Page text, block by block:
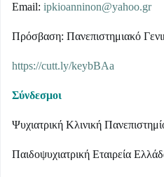
Email: ipkioanninon@yahoo.gr
Πρόσβαση: Πανεπιστημιακό
https://cutt.ly/keybBAa
Σύνδεσμοι
Ψυχιατρική Κλινική
Παιδοψυχιατρική Εταιρεία